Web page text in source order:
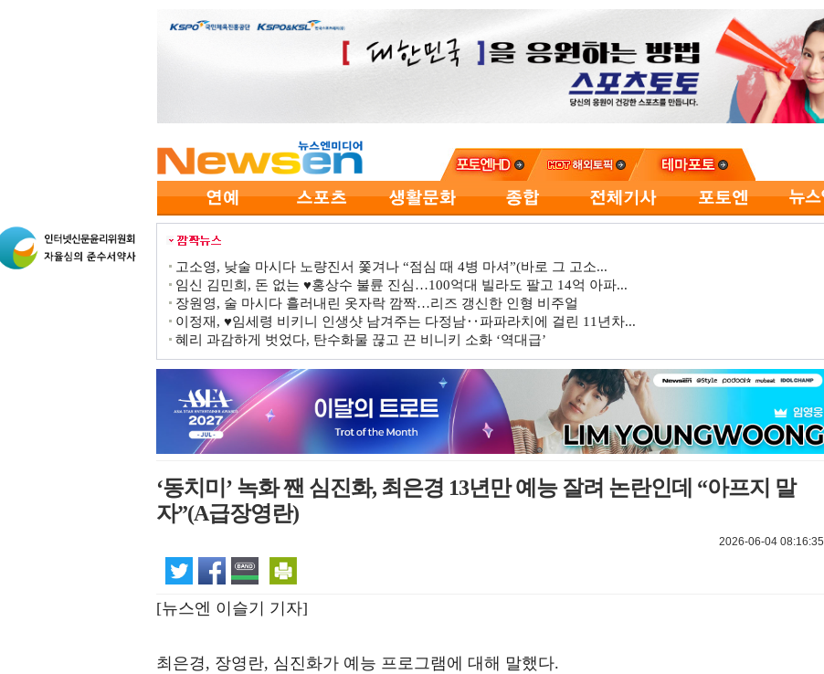
고소영, 낮술 마시다 노량진서 쫓겨나 “점심 때 4병 마셔”(바로 그 고소...
임신 김민희, 돈 없는 ♥홍상수 불륜 진심…100억대 빌라도 팔고 14억 아파...
장원영, 술 마시다 흘러내린 옷자락 깜짝…리즈 갱신한 인형 비주얼
이정재, ♥임세령 비키니 인생샷 남겨주는 다정남‥파파라치에 걸린 11년차...
혜리 과감하게 벗었다, 탄수화물 끊고 끈 비니키 소화 ‘역대급’
‘동치미’ 녹화 짼 심진화, 최은경 13년만 예능 잘려 논란인데 “아프지 말
자”(A급장영란)
2026-06-04 08:16:35
[뉴스엔 이슬기 기자]
최은경, 장영란, 심진화가 예능 프로그램에 대해 말했다.